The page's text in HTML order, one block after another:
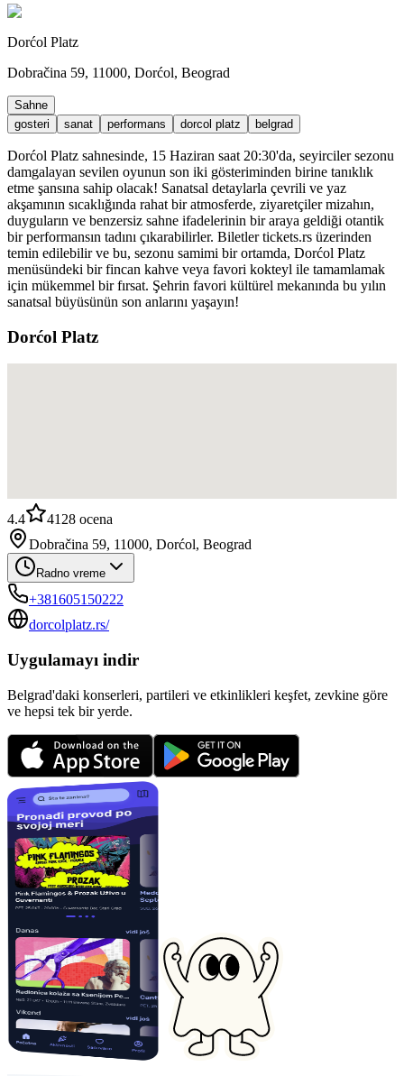
Dorćol Platz
Dobračina 59, 11000, Dorćol, Beograd
Sahne
gosteri
sanat performans dorcol platz belgrad
Dorćol Platz sahnesinde, 15 Haziran saat 20:30'da, seyirciler sezonu
damgalayan sevilen oyunun son iki gösteriminden birine tanıklık
etme şansına sahip olacak! Sanatsal detaylarla çevrili ve yaz
akşamının sıcaklığında rahat bir atmosferde, ziyaretçiler mizahın,
duyguların ve benzersiz sahne ifadelerinin bir araya geldiği otantik
bir performansın tadını çıkarabilirler. Biletler tickets.rs üzerinden
temin edilebilir ve bu, sezonu samimi bir ortamda, Dorćol Platz
menüsündeki bir fincan kahve veya favori kokteyl ile tamamlamak
için mükemmel bir fırsat. Şehrin favori kültürel mekanında bu yılın
sanatsal büyüsünün son anlarını yaşayın!
Dorćol Platz
4.4 4128 ocena
Dobračina 59, 11000, Dorćol, Beograd
Radno vreme
+381605150222
dorcolplatz.rs/
Uygulamayı indir
Belgrad'daki konserleri, partileri ve etkinlikleri keşfet, zevkine göre
ve hepsi tek bir yerde.